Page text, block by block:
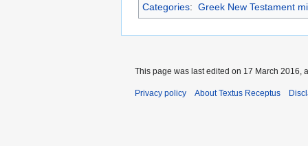
Categories: Greek New Testament
This page was last edited on 17 March 2016,
Privacy policy About Textus Receptus